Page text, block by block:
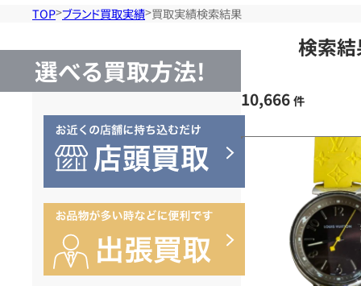
TOP ブランド買取実績 買取実績検索結果
選べる買取方法!
検索
10,666 件